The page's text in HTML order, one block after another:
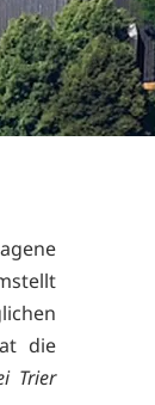
die
Trier